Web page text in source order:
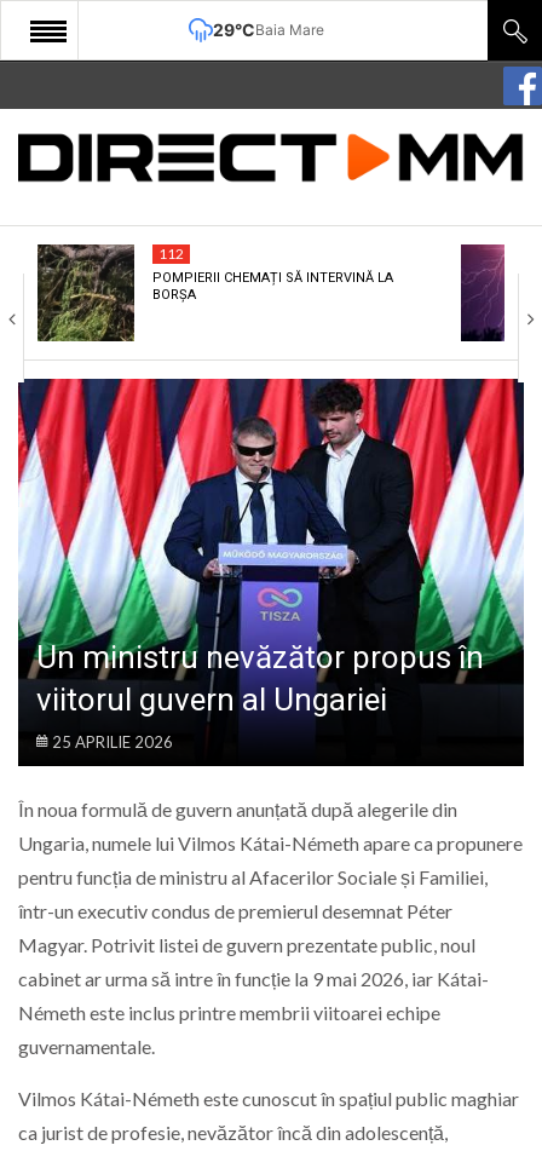
29°CBaia Mare
START
COMUNITATE
CULTURA
ECONOMIE
SANATATE
SPORT
SPECIAL
POLITIC
LIFE
112
POMPIERII CHEMAȚI SĂ INTERVINĂ LA
BORȘA
Un ministru nevăzător propus în
viitorul guvern al Ungariei
25 APRILIE 2026
În noua formulă de guvern anunțată după alegerile din
Ungaria, numele lui Vilmos Kátai-Németh apare ca propunere
pentru funcția de ministru al Afacerilor Sociale și Familiei,
într-un executiv condus de premierul desemnat Péter
Magyar. Potrivit listei de guvern prezentate public, noul
cabinet ar urma să intre în funcție la 9 mai 2026, iar Kátai-
Németh este inclus printre membrii viitoarei echipe
guvernamentale.
Vilmos Kátai-Németheste cunoscut în spațiul public maghiar
ca jurist de profesie, nevăzător încă din adolescență,